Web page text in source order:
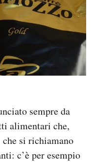
sempre da
alimentari che,
si richiamano
c’è per esempio